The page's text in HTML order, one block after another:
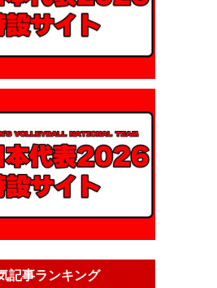
記事ランキング